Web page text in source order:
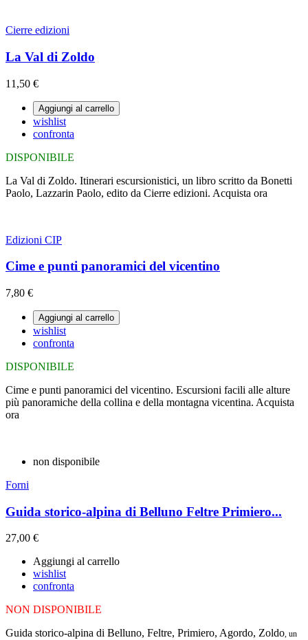
Cierre edizioni
La Val di Zoldo
11,50 €
Aggiungi al carrello
wishlist
confronta
DISPONIBILE
La Val di Zoldo. Itinerari escursionistici, un libro scritto da Bonetti
Paolo, Lazzarin Paolo, edito da Cierre edizioni. Acquista ora
Edizioni CIP
Cime e punti panoramici del vicentino
7,80 €
Aggiungi al carrello
wishlist
confronta
DISPONIBILE
Cime e punti panoramici del vicentino. Escursioni facili alle alture
più panoramiche della collina e della montagna vicentina. Acquista
ora
non disponibile
Forni
Guida storico-alpina di Belluno Feltre Primiero...
27,00 €
Aggiungi al carrello
wishlist
confronta
NON DISPONIBILE
Guida storico-alpina di Belluno, Feltre, Primiero, Agordo, Zoldo, un